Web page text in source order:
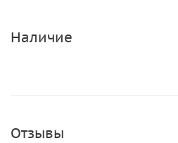
Наличие
Отзывы